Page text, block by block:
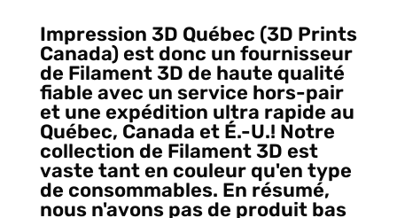
Impression 3D Québec (3D Prints
Canada) est donc un fournisseur
de Filament 3D de haute qualité
fiable avec un service hors-pair
et une expédition ultra rapide au
Québec, Canada et É.-U.! Notre
collection de Filament 3D est
vaste tant en couleur qu'en type
de consommables. En résumé,
nous n'avons pas de produit bas